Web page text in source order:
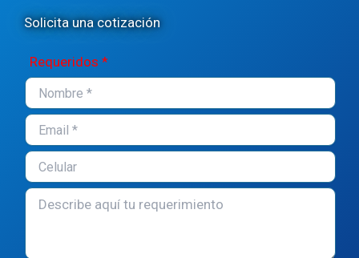
Solicita una cotización
Requeridos *